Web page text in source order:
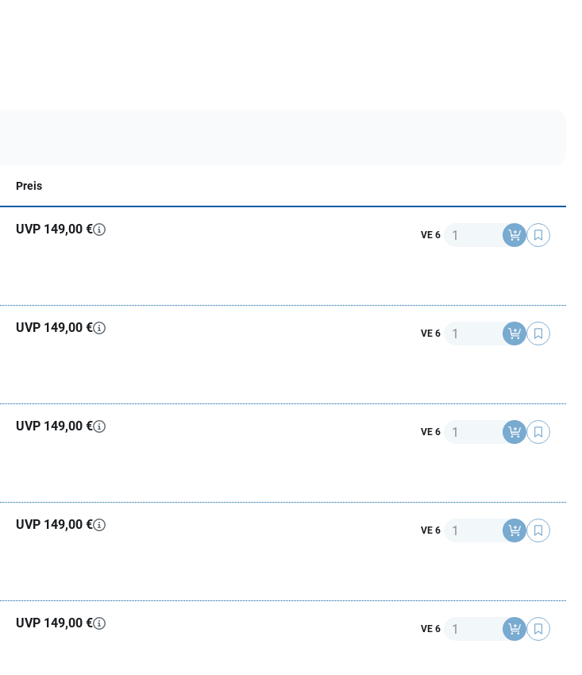
Preis
UVP 149,00 € VE 6 Anzahl
UVP 149,00 € VE 6 Anzahl
UVP 149,00 € VE 6 Anzahl
UVP 149,00 € VE 6 Anzahl
UVP 149,00 € VE 6 Anzahl